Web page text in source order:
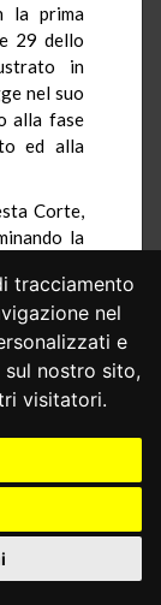
tracciamento
nel
e
nostro sito,
visitatori.
la prima
29 dello
in
nel suo
alla fase
ed alla
Corte,
la
ha
di tre
"altra
il termine
invio
- che
della
agli artt.
termine